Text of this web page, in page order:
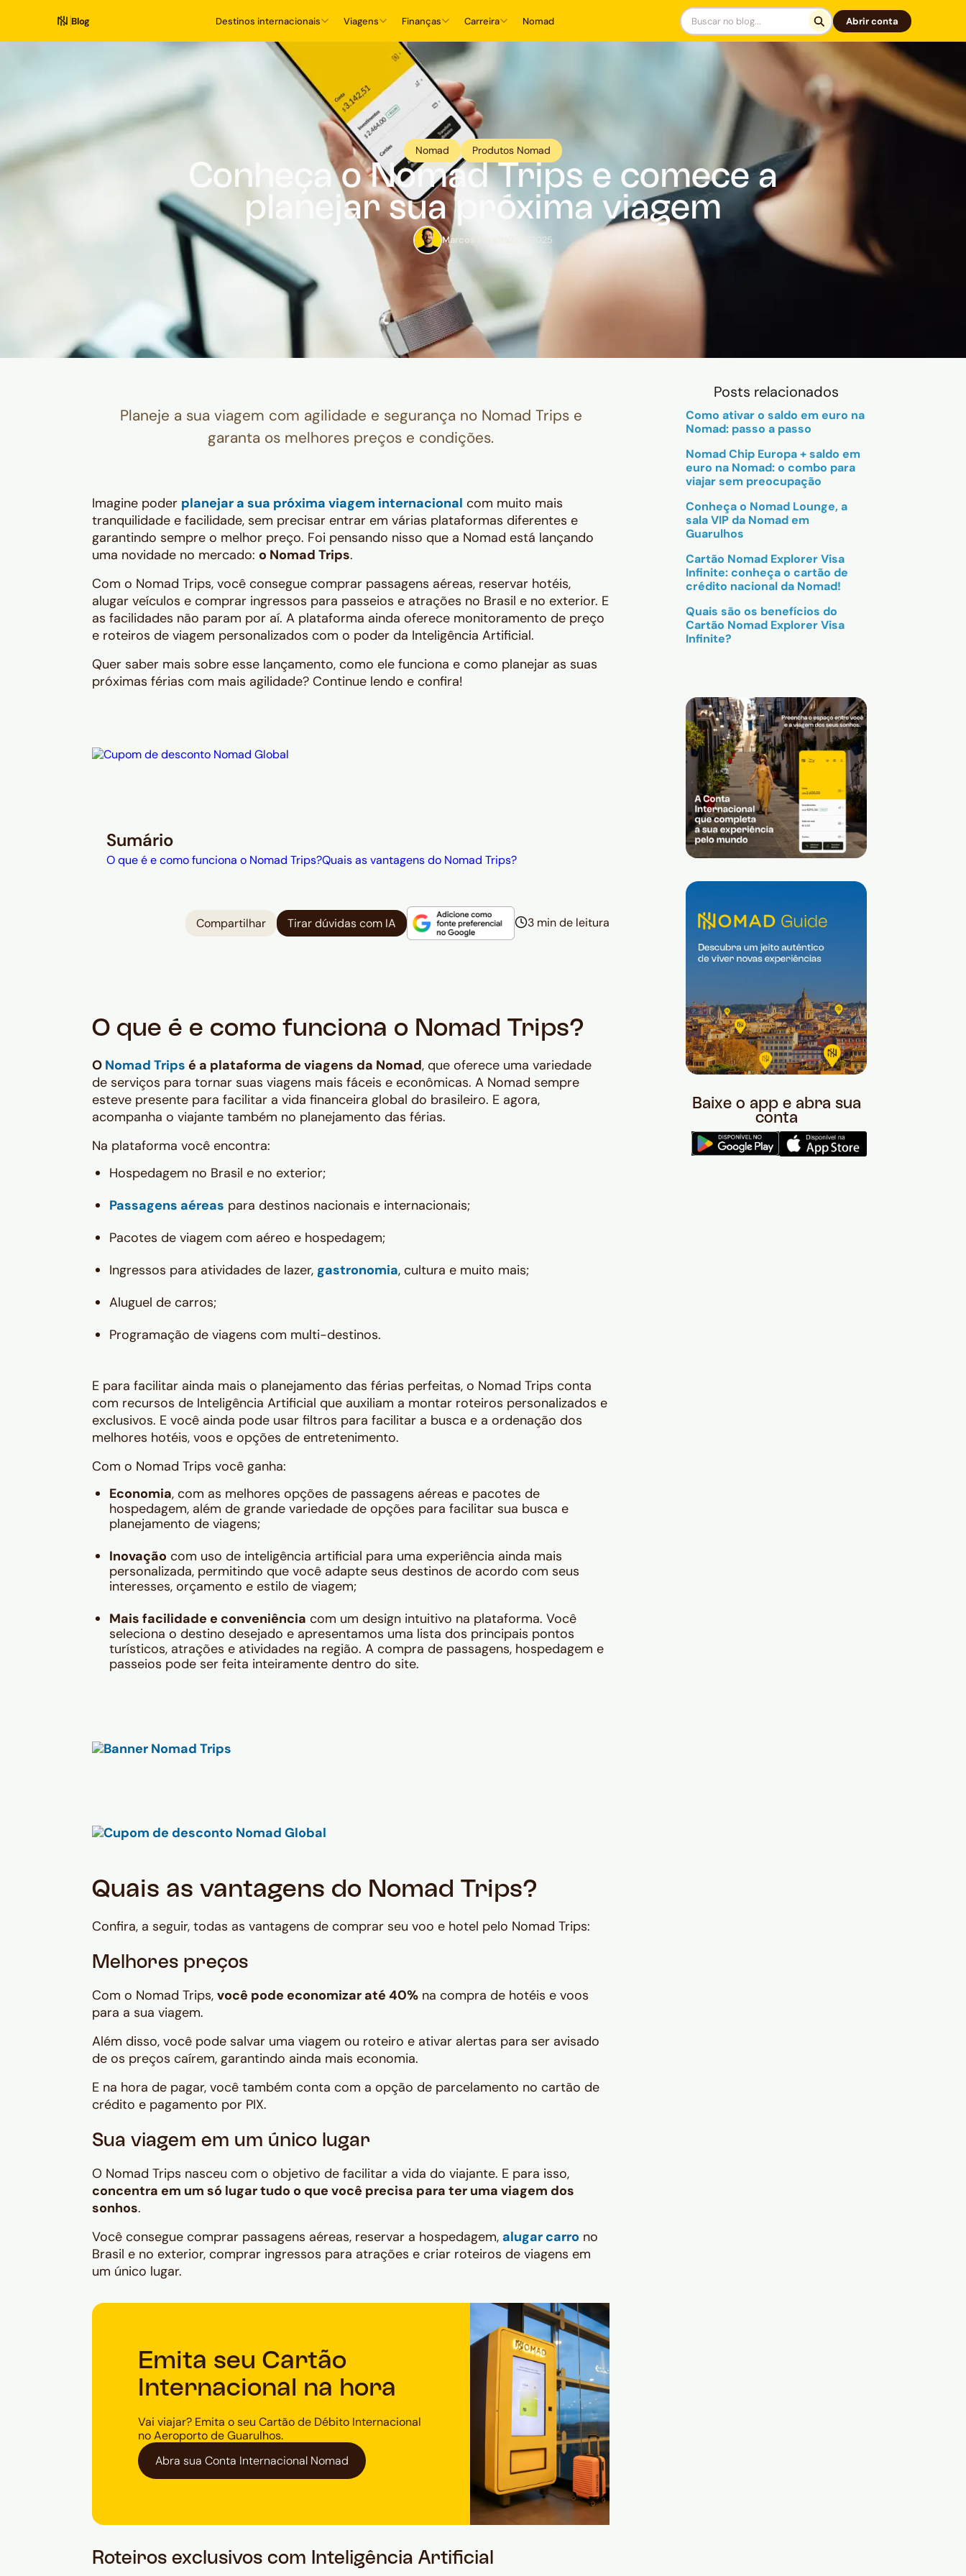
Blog Destinos internacionais Viagens Finanças Carreira Nomad Abrir conta
Nomad Produtos Nomad
Conheça o Nomad Trips e comece a
planejar sua próxima viagem
Marcos Pereira 22/7/2025
Planeje a sua viagem com agilidade e segurança no Nomad Trips e
garanta os melhores preços e condições.
Imagine poder planejar a sua próxima viagem internacional com muito mais
tranquilidade e facilidade, sem precisar entrar em várias plataformas diferentes e
garantindo sempre o melhor preço. Foi pensando nisso que a Nomad está lançando
uma novidade no mercado: o Nomad Trips.
Com o Nomad Trips, você consegue comprar passagens aéreas, reservar hotéis,
alugar veículos e comprar ingressos para passeios e atrações no Brasil e no exterior. E
as facilidades não param por aí. A plataforma ainda oferece monitoramento de preço
e roteiros de viagem personalizados com o poder da Inteligência Artificial.
Quer saber mais sobre esse lançamento, como ele funciona e como planejar as suas
próximas férias com mais agilidade? Continue lendo e confira!
Sumário
O que é e como funciona o Nomad Trips?Quais as vantagens do Nomad Trips?
Compartilhar Tirar dúvidas com IA 3 min de leitura
O que é e como funciona o Nomad Trips?
O Nomad Trips é a plataforma de viagens da Nomad, que oferece uma variedade
de serviços para tornar suas viagens mais fáceis e econômicas. A Nomad sempre
esteve presente para facilitar a vida financeira global do brasileiro. E agora,
acompanha o viajante também no planejamento das férias.
Na plataforma você encontra:
Hospedagem no Brasil e no exterior;
Passagens aéreas para destinos nacionais e internacionais;
Pacotes de viagem com aéreo e hospedagem;
Ingressos para atividades de lazer, gastronomia, cultura e muito mais;
Aluguel de carros;
Programação de viagens com multi-destinos.
E para facilitar ainda mais o planejamento das férias perfeitas, o Nomad Trips conta
com recursos de Inteligência Artificial que auxiliam a montar roteiros personalizados e
exclusivos. E você ainda pode usar filtros para facilitar a busca e a ordenação dos
melhores hotéis, voos e opções de entretenimento.
Com o Nomad Trips você ganha:
Economia, com as melhores opções de passagens aéreas e pacotes de
hospedagem, além de grande variedade de opções para facilitar sua busca e
planejamento de viagens;
Inovação com uso de inteligência artificial para uma experiência ainda mais
personalizada, permitindo que você adapte seus destinos de acordo com seus
interesses, orçamento e estilo de viagem;
Mais facilidade e conveniência com um design intuitivo na plataforma. Você
seleciona o destino desejado e apresentamos uma lista dos principais pontos
turísticos, atrações e atividades na região. A compra de passagens, hospedagem e
passeios pode ser feita inteiramente dentro do site.
Quais as vantagens do Nomad Trips?
Confira, a seguir, todas as vantagens de comprar seu voo e hotel pelo Nomad Trips:
Melhores preços
Com o Nomad Trips, você pode economizar até 40% na compra de hotéis e voos
para a sua viagem.
Além disso, você pode salvar uma viagem ou roteiro e ativar alertas para ser avisado
de os preços caírem, garantindo ainda mais economia.
E na hora de pagar, você também conta com a opção de parcelamento no cartão de
crédito e pagamento por PIX.
Sua viagem em um único lugar
O Nomad Trips nasceu com o objetivo de facilitar a vida do viajante. E para isso,
concentra em um só lugar tudo o que você precisa para ter uma viagem dos
sonhos.
Você consegue comprar passagens aéreas, reservar a hospedagem, alugar carro no
Brasil e no exterior, comprar ingressos para atrações e criar roteiros de viagens em
um único lugar.
Emita seu Cartão
Internacional na hora
Vai viajar? Emita o seu Cartão de Débito Internacional
no Aeroporto de Guarulhos.
Abra sua Conta Internacional Nomad
Roteiros exclusivos com Inteligência Artificial
Posts relacionados
Como ativar o saldo em euro na
Nomad: passo a passo
Nomad Chip Europa + saldo em
euro na Nomad: o combo para
viajar sem preocupação
Conheça o Nomad Lounge, a
sala VIP da Nomad em
Guarulhos
Cartão Nomad Explorer Visa
Infinite: conheça o cartão de
crédito nacional da Nomad!
Quais são os benefícios do
Cartão Nomad Explorer Visa
Infinite?
Baixe o app e abra sua
conta